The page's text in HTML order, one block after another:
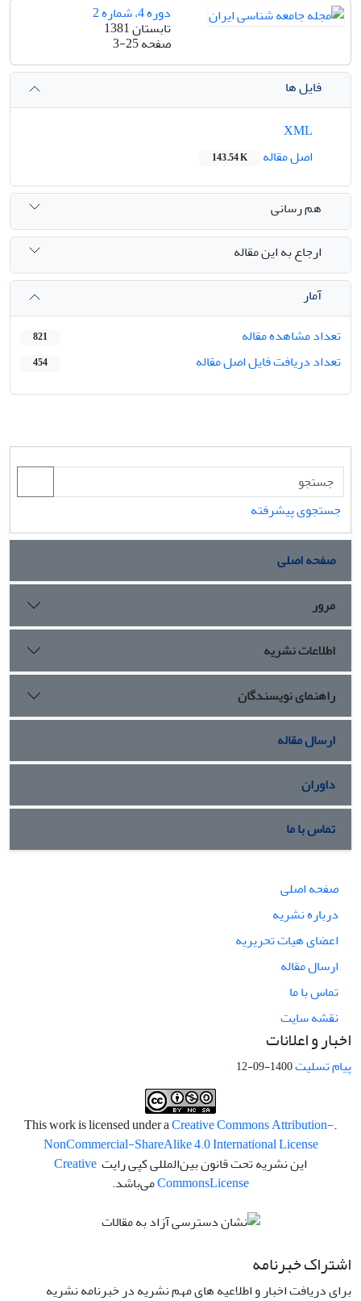
دوره 4، شماره 2
تابستان 1381
صفحه3-25
فایل ها
اصل مقاله
143.54 K
هم رسانی
ارجاع به این مقاله
آمار
تعداد مشاهده مقاله
821
تعداد دریافت فایل اصل مقاله 454
جستجوی پیشرفته
صفحه اصلی
مرور
اطلاعات نشریه
راهنمای نویسندگان
ارسال مقاله
داوران
تماس با ما
صفحه اصلی
درباره نشریه
اعضای هیات تحریریه
ارسال مقاله
تماس با ما
نقشه سایت
اخبار و اعلانات
پیام تسلیت1400-09-12
.This work is licensed under a
Creative Commons Attribution-
NonCommercial-ShareAlike 4.0 International License
این نشریه تحت قانون بین‌المللی کپی رایت Creative
CommonsLicense می‌باشد.
اشتراک خبرنامه
برای دریافت اخبار و اطلاعیه های مهم نشریه در خبرنامه نشریه